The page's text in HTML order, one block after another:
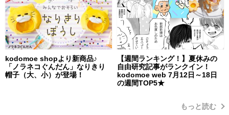
kodomoe shopより新商品♪
「ノラネコぐんだん」なりきり
帽子（大、小）が登場！
【週間ランキング！】夏休みの
自由研究記事がランクイン！
kodomoe web 7月12日～18日
の週間TOP5★
もっと読む